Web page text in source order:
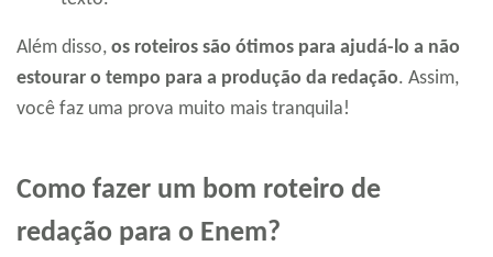
Além disso, os roteiros são ótimos para ajudá-lo a não
estourar o tempo para a produção da redação. Assim,
você faz uma prova muito mais tranquila!
Como fazer um bom roteiro de
redação para o Enem?